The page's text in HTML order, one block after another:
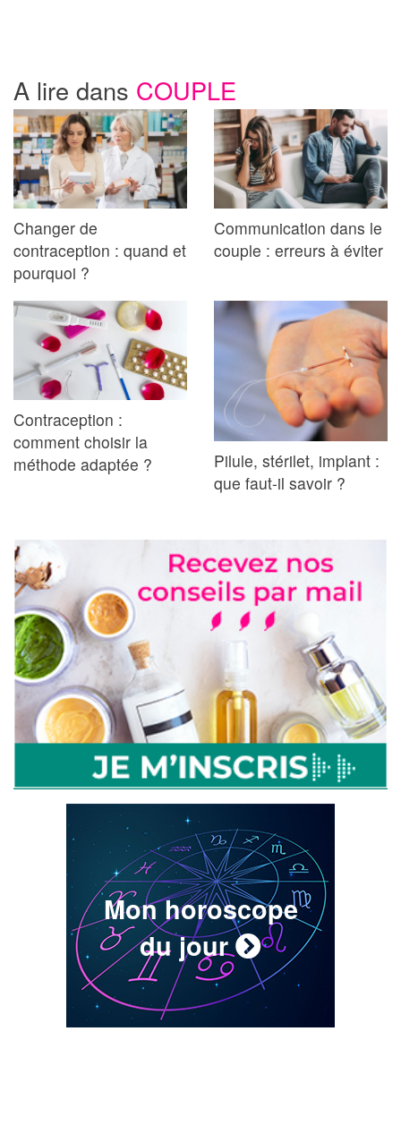
A lire dans COUPLE
Changer de
contraception : quand et
pourquoi ?
Communication dans le
couple : erreurs à éviter
Contraception :
comment choisir la
méthode adaptée ?
Pilule, stérilet, implant :
que faut-il savoir ?
Mon horoscope
du jour